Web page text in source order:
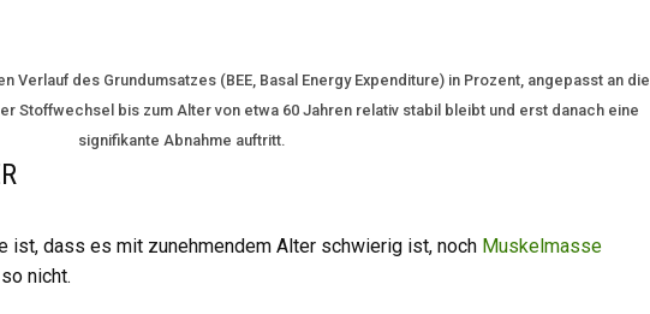
Verlauf des Grundumsatzes (BEE, Basal Energy Expenditure) in Prozent, angepasst an die
Stoffwechsel bis zum Alter von etwa 60 Jahren relativ stabil bleibt und erst danach eine
signifikante Abnahme auftritt.
ist, dass es mit zunehmendem Alter schwierig ist, noch Muskelmasse
nicht.